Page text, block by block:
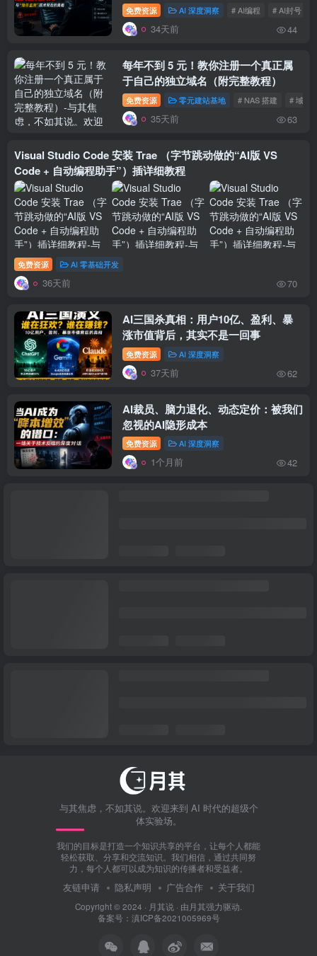
免费资源 AI 深度洞察 # AI编程 # AI封号
34天前 44
每年不到 5 元！教你注册一个真正属
于自己的独立域名（附完整教程）
免费资源 零元建站基地 # NAS 搭建 # 域名
35天前 63
Visual Studio Code 安装 Trae （字节跳动做的“AI版 VS
Code + 自动编程助手”）插详细教程
免费资源 AI 零基础开发
36天前 70
AI三国杀真相：用户10亿、盈利、暴
涨市值背后，其实不是一回事
免费资源 AI 深度洞察
37天前 62
AI裁员、脑力退化、动态定价：被我们
忽视的AI隐形成本
免费资源 AI 深度洞察
1个月前 42
与其焦虑，不如其说。欢迎来到 AI 时代的超级个
体实验场。
我们的目标是打造一个知识共享的平台，让每个人都能
轻松获取、分享和交流知识。我们相信，通过共同努
力，每个人都可以成为知识的传播者和受益者。
友链申请 隐私声明 广告合作 关于我们
Copyright © 2024 · 月其说 · 由月其强力驱动.
备案号：滇ICP备2021005969号